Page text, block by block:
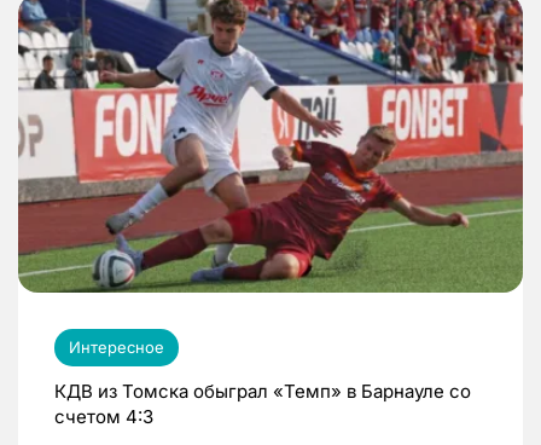
Интересное
КДВ из Томска обыграл «Темп» в Барнауле со
счетом 4:3